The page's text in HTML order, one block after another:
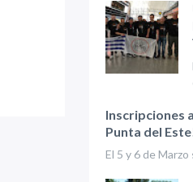
Inscripciones
Punta del
El 5 y 6 de